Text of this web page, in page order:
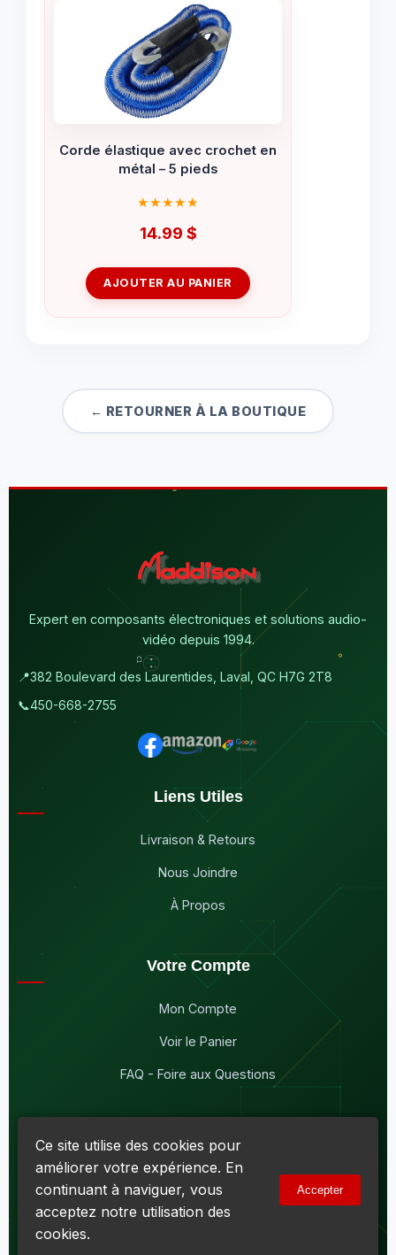
Corde élastique avec crochet en
métal – 5 pieds
14.99 $
AJOUTER AU PANIER
← RETOURNER À LA BOUTIQUE
Expert en composants électroniques et solutions audio-
vidéo depuis 1994.
📍382 Boulevard des Laurentides, Laval, QC H7G 2T8
📞450-668-2755
Liens Utiles
Livraison & Retours
Nous Joindre
À Propos
Votre Compte
Mon Compte
Voir le Panier
FAQ - Foire aux Questions
© 2026Maddison Électronique Inc.
Politique de confidentialité & Cookies|
Conditions d'utilisation
Numéro d'entreprise du Québec (NEQ) :
R138919030RT0001 • TVQ : 10-1702-3051TQ0001
Ce site utilise des cookies pour
améliorer votre expérience. En
continuant à naviguer, vous
acceptez notre utilisation des
cookies.
Accepter